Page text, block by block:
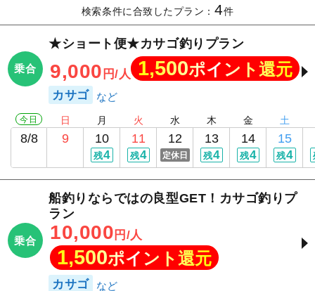
検索条件に合致したプラン：4件
乗合
★ショート便★カサゴ釣りプラン
9,000 円/人 1,500ポイント還元
カサゴ
今日
8/8
日
9
月
10
残4
火
11
残4
水
12
定休日
木
13
残4
金
14
残4
土
15
残4
乗合
船釣りならではの良型GET！カサゴ釣りプ
ラン
10,000 円/人
1,500ポイント還元
カサゴ